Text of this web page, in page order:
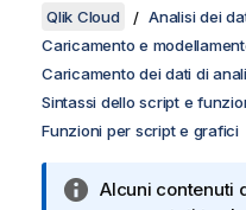
Qlik Cloud
Analisi dei
Caricamento e
Caricamento dei dati di
Sintassi dello script e
Funzioni per script e grafici
Alcuni contenuti